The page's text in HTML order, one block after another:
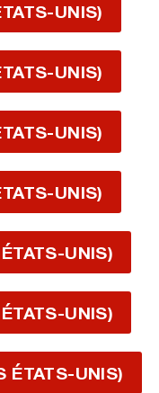
UNIS)
UNIS)
UNIS)
UNIS)
UNIS)
UNIS)
ÉTATS-UNIS)